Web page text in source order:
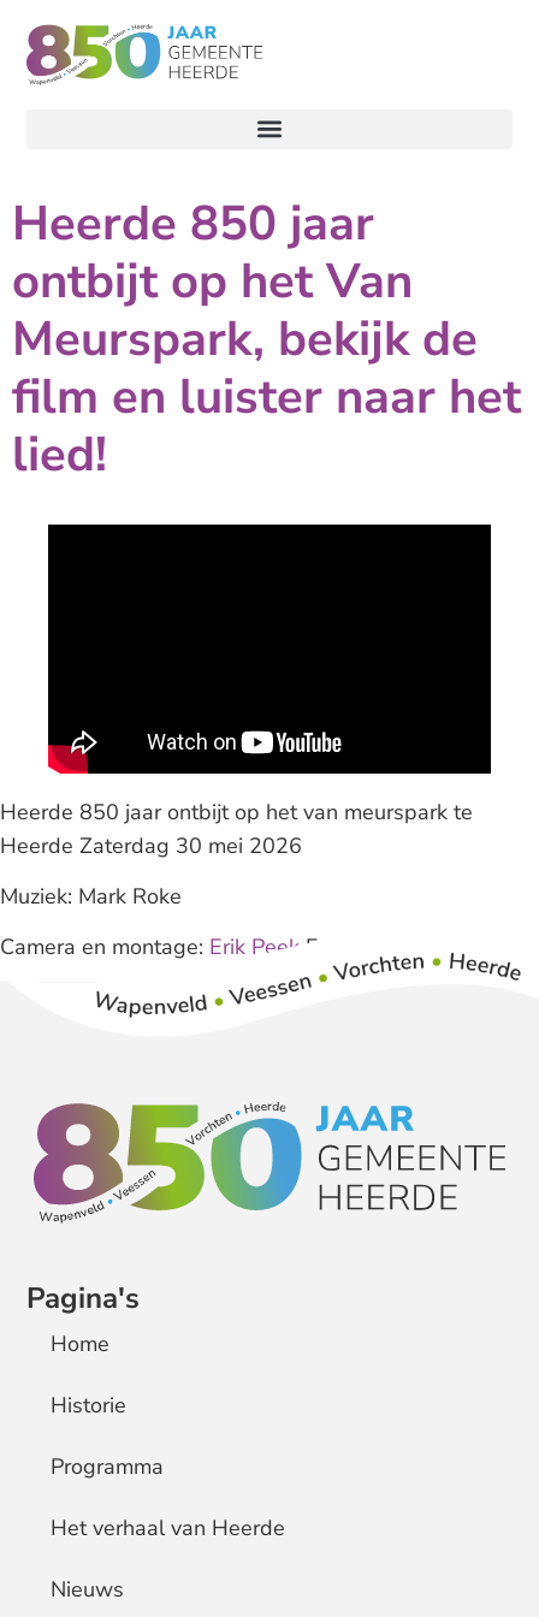
Heerde 850 jaar
ontbijt op het Van
Meurspark, bekijk de
film en luister naar het
lied!
Heerde 850 jaar ontbijt op het van meurspark te
Heerde Zaterdag 30 mei 2026
Muziek: Mark Roke
Camera en montage: Erik Peek Fotografie
Pagina's
Home
Historie
Programma
Het verhaal van Heerde
Nieuws